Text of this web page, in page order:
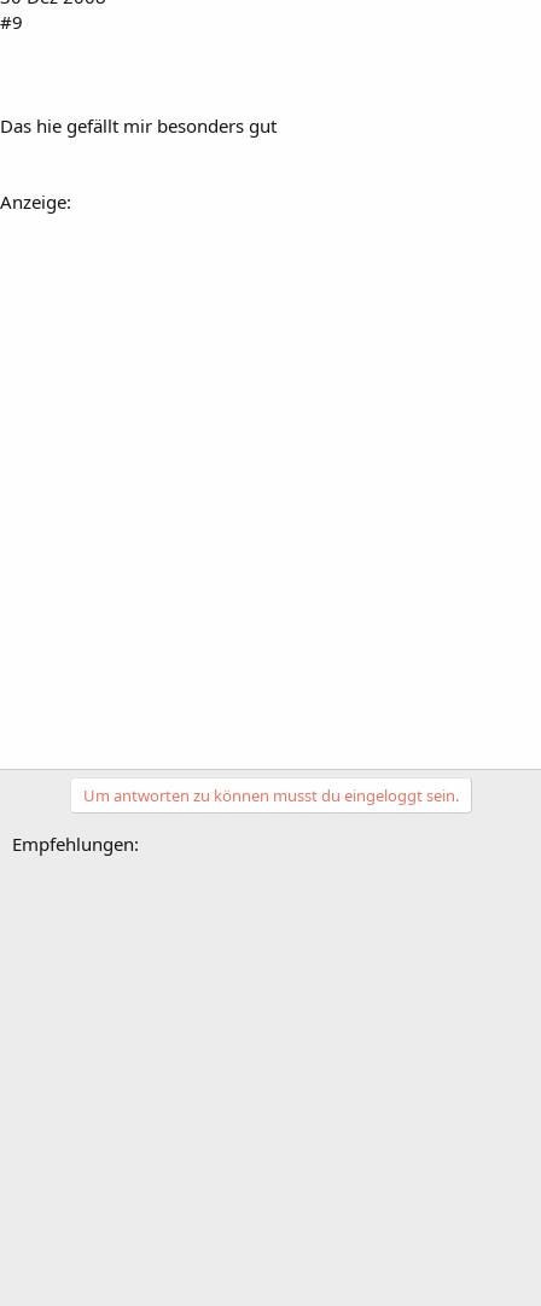
#9
Das hie gefällt mir besonders gut
Anzeige:
Um antworten zu können musst du eingeloggt sein.
Empfehlungen: